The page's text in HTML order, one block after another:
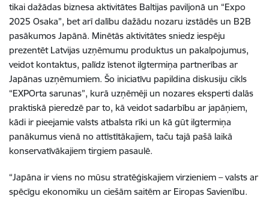
tikai dažādas biznesa aktivitātes Baltijas paviljonā un “Expo
2025 Osaka”, bet arī dalību dažādu nozaru izstādēs un B2B
pasākumos Japānā. Minētās aktivitātes sniedz iespēju
prezentēt Latvijas uzņēmumu produktus un pakalpojumus,
veidot kontaktus, palīdz īstenot ilgtermiņa partnerības ar
Japānas uzņēmumiem. Šo iniciatīvu papildina diskusiju cikls
“EXPOrta sarunas”, kurā uzņēmēji un nozares eksperti dalās
praktiskā pieredzē par to, kā veidot sadarbību ar japāņiem,
kādi ir pieejamie valsts atbalsta rīki un kā gūt ilgtermiņa
panākumus vienā no attīstītākajiem, taču tajā pašā laikā
konservatīvākajiem tirgiem pasaulē.
“Japāna ir viens no mūsu stratēģiskajiem virzieniem – valsts ar
spēcīgu ekonomiku un ciešām saitēm ar Eiropas Savienību.